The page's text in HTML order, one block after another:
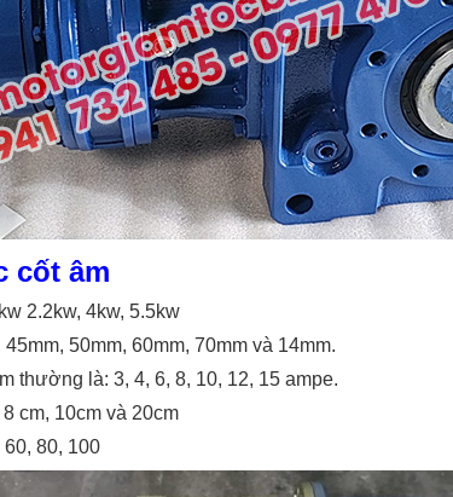
cốt âm
2.2kw, 4kw, 5.5kw
50mm, 60mm, 70mm và 14mm.
thường là: 3, 4, 6, 8, 10, 12, 15 ampe.
cm, 10cm và 20cm
80, 100